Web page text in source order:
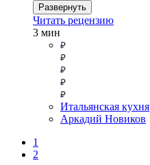
Развернуть
Читать рецензию
3 мин
Итальянская кухня
Аркадий Новиков
1
2